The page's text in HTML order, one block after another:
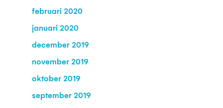
februari 2020
januari 2020
december 2019
november 2019
oktober 2019
september 2019